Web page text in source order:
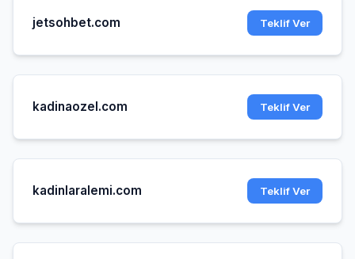
jetsohbet.com Teklif Ver
kadinaozel.com Teklif Ver
kadinlaralemi.com Teklif Ver